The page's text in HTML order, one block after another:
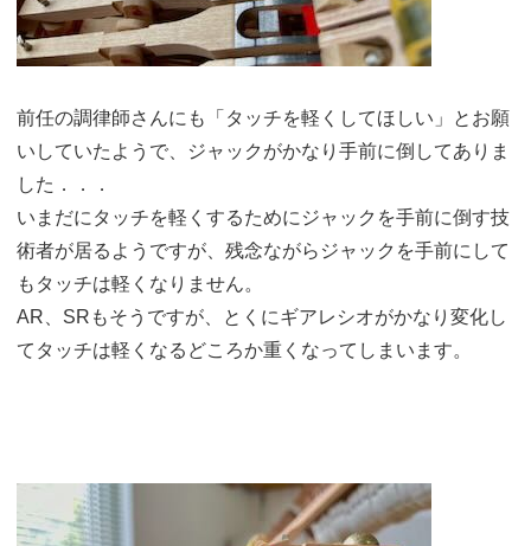
前任の調律師さんにも「タッチを軽くしてほしい」とお願
いしていたようで、ジャックがかなり手前に倒してありま
した．．．
いまだにタッチを軽くするためにジャックを手前に倒す技
術者が居るようですが、残念ながらジャックを手前にして
もタッチは軽くなりません。
AR、SRもそうですが、とくにギアレシオがかなり変化し
てタッチは軽くなるどころか重くなってしまいます。